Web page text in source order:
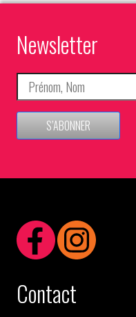
Newsletter
S’ABONNER
Contact